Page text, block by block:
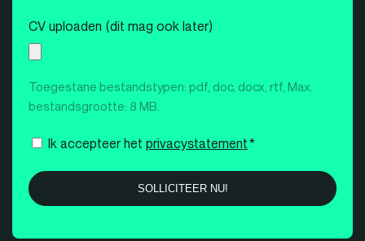
*
CV uploaden (dit mag ook later)
Toegestane bestandstypen: pdf, doc, docx, rtf, Max.
bestandsgrootte: 8 MB.
Instemming
Ik accepteer het privacystatement*